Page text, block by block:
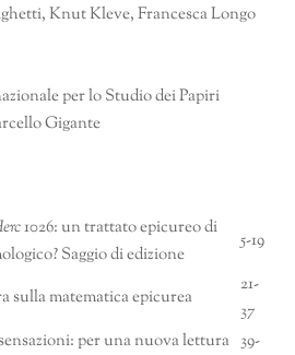
Knut Kleve, Francesca Longo
per lo Studio dei Papiri
Gigante
1026: un trattato epicureo di
Saggio di edizione
5-19
sulla matematica epicurea
21-
37
per una nuova lettura 39-